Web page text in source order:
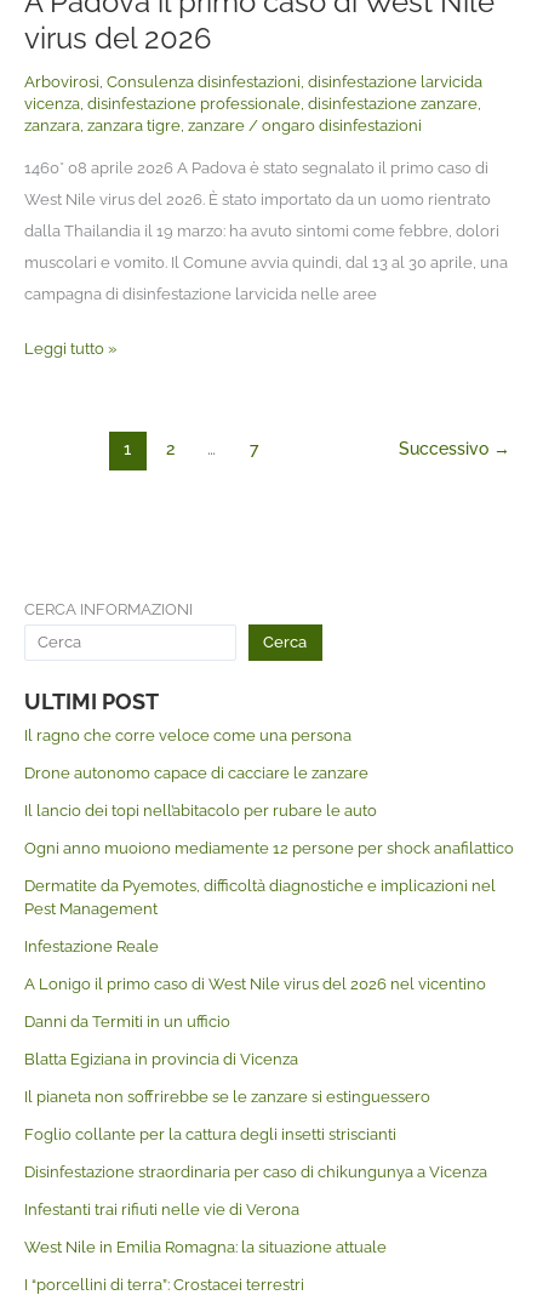
virus del 2026
Arbovirosi, Consulenza disinfestazioni, disinfestazione larvicida
vicenza, disinfestazione professionale, disinfestazione zanzare,
zanzara, zanzara tigre, zanzare/ ongaro disinfestazioni
1460* 08 aprile 2026 A Padova è stato segnalato il primo caso di
West Nile virus del 2026. È stato importato da un uomo rientrato
dalla Thailandia il 19 marzo: ha avuto sintomi come febbre, dolori
muscolari e vomito. Il Comune avvia quindi, dal 13 al 30 aprile, una
campagna di disinfestazione larvicida nelle aree
Leggi tutto »
1 2 … 7 Successivo →
CERCA INFORMAZIONI
Cerca
ULTIMI POST
Il ragno che corre veloce come una persona
Drone autonomo capace di cacciare le zanzare
Il lancio dei topi nell’abitacolo per rubare le auto
Ogni anno muoiono mediamente 12 persone per shock anafilattico
Dermatite da Pyemotes, difficoltà diagnostiche e implicazioni nel
Pest Management
Infestazione Reale
A Lonigo il primo caso di West Nile virus del 2026 nel vicentino
Danni da Termiti in un ufficio
Blatta Egiziana in provincia di Vicenza
Il pianeta non soffrirebbe se le zanzare si estinguessero
Foglio collante per la cattura degli insetti striscianti
Disinfestazione straordinaria per caso di chikungunya a Vicenza
Infestanti trai rifiuti nelle vie di Verona
West Nile in Emilia Romagna: la situazione attuale
I “porcellini di terra”: Crostacei terrestri